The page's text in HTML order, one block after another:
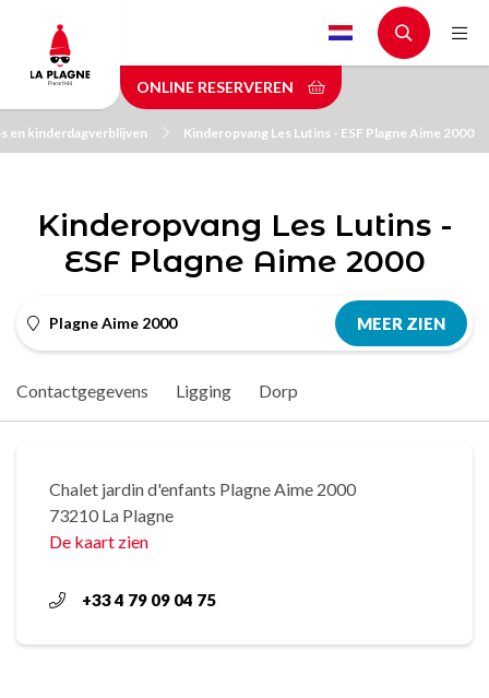
main
content
ONLINE RESERVEREN
en kinderdagverblijven Kinderopvang Les Lutins - ESF Plagne Aime 2000
Kinderopvang Les Lutins -
ESF Plagne Aime 2000
Plagne Aime 2000 MEER ZIEN
Contactgegevens Ligging Dorp
Chalet jardin d'enfants Plagne Aime 2000
73210 La Plagne
De kaart zien
+33 4 79 09 04 75